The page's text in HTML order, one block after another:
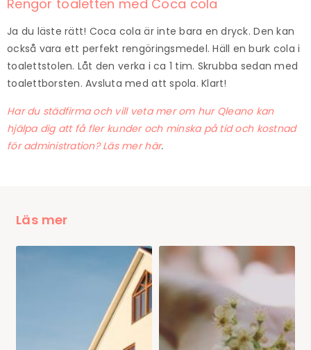
Rengör toaletten med Coca cola
Ja du läste rätt! Coca cola är inte bara en dryck. Den kan
också vara ett perfekt rengöringsmedel. Häll en burk cola i
toalettstolen. Låt den verka i ca 1 tim. Skrubba sedan med
toalettborsten. Avsluta med att spola. Klart!
Har du städfirma och vill veta mer om hur Qleano kan
hjälpa dig att få fler kunder och minska på tid och kostnad
för administration? Läs mer här.
Läs mer